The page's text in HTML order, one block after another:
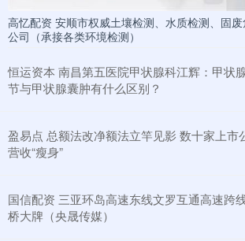
高忆配资 安顺市权威土壤检测、水质检测、固
公司（承接各类环境检测）
恒运资本 南昌第五医院甲状腺科江辉：甲状
节与甲状腺囊肿有什么区别？
盈易点 总额法改净额法立竿见影 数十家上市
营收“瘦身”
国信配资 三亚环岛高速东线文罗互通高速跨
桥大牌（央晟传媒）